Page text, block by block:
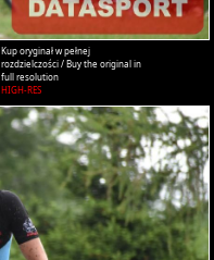
Kup oryginał w pełnej
rozdzielczości / Buy the original in
full resolution
HIGH-RES